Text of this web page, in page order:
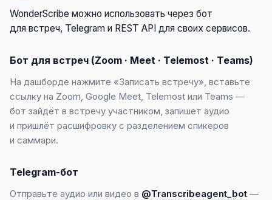
WonderScribe можно использовать через бот
для встреч, Telegram и REST API для своих сервисов.
Бот для встреч (Zoom · Meet · Telemost · Teams)
На дашборде нажмите «Записать встречу», вставьте
ссылку на Zoom, Google Meet, Telemost или Teams —
бот зайдёт в встречу участником, запишет аудио
и пришлёт расшифровку с разделением спикеров
и саммари.
Telegram-бот
Отправьте аудио или видео в @Transcribeagent_bot —